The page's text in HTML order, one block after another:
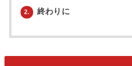
2. 終わりに